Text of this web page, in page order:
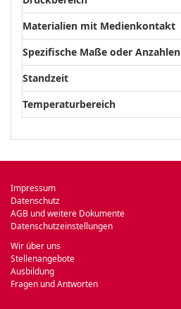
Materialien mit Medienkontakt
Spezifische Maße oder Anzahlen
Standzeit
Temperaturbereich
Impressum
Datenschutz
AGB und weitere Dokumente
Datenschutzeinstellungen
Wir über uns
Stellenangebote
Ausbildung
Fragen und Antworten